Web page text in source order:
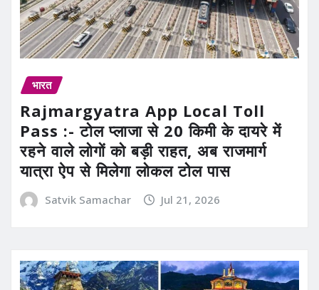
भारत
Rajmargyatra App Local Toll
Pass :- टोल प्लाजा से 20 किमी के दायरे में
रहने वाले लोगों को बड़ी राहत, अब राजमार्ग
यात्रा ऐप से मिलेगा लोकल टोल पास
Satvik Samachar Jul 21, 2026